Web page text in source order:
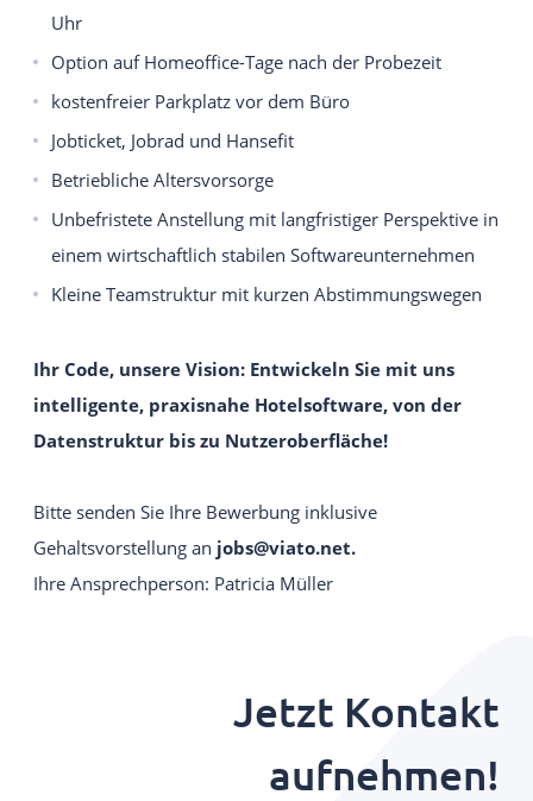
Uhr
Option auf Homeoffice-Tage nach der Probezeit
kostenfreier Parkplatz vor dem Büro
Jobticket, Jobrad und Hansefit
Betriebliche Altersvorsorge
Unbefristete Anstellung mit langfristiger Perspektive in
einem wirtschaftlich stabilen Softwareunternehmen
Kleine Teamstruktur mit kurzen Abstimmungswegen
Ihr Code, unsere Vision: Entwickeln Sie mit uns
intelligente, praxisnahe Hotelsoftware, von der
Datenstruktur bis zu Nutzeroberfläche!
Bitte senden Sie Ihre Bewerbung inklusive
Gehaltsvorstellung an
.
.
Ihre Ansprechperson: Patricia Müller
Jetzt Kontakt
aufnehmen!